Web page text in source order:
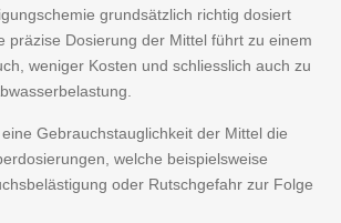
grundsätzlich richtig dosiert
präzise Dosierung der Mittel führt zu einem
weniger Kosten und schliesslich auch zu
Gebrauchstauglichkeit der Mittel die
welche beispielsweise
oder Rutschgefahr zur Folge